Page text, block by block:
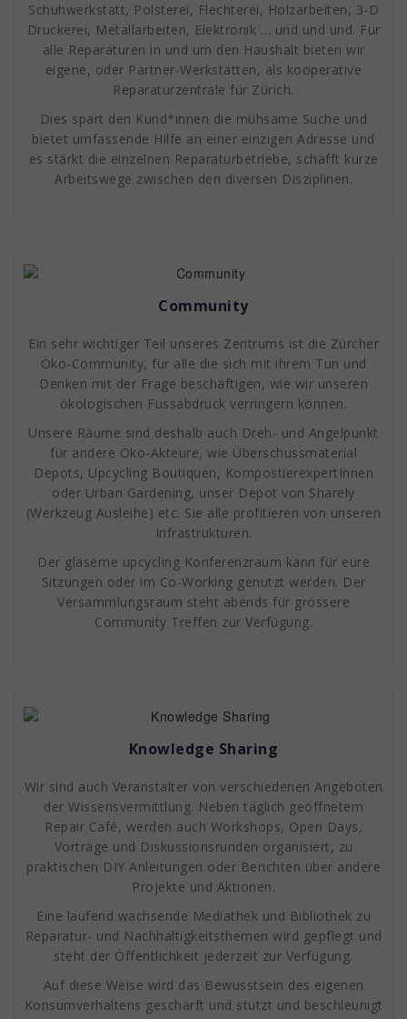
Schuhwerkstatt, Polsterei, Flechterei, Holzarbeiten, 3-D
Druckerei, Metallarbeiten, Elektronik … und und und. Für
alle Reparaturen in und um den Haushalt bieten wir
eigene, oder Partner-Werkstätten, als kooperative
Reparaturzentrale für Zürich.
Dies spart den Kund*innen die mühsame Suche und
bietet umfassende Hilfe an einer einzigen Adresse und
es stärkt die einzelnen Reparaturbetriebe, schafft kurze
Arbeitswege zwischen den diversen Disziplinen.
Community
Ein sehr wichtiger Teil unseres Zentrums ist die Zürcher
Öko-Community, für alle die sich mit ihrem Tun und
Denken mit der Frage beschäftigen, wie wir unseren
ökologischen Fussabdruck verringern können.
Unsere Räume sind deshalb auch Dreh- und Angelpunkt
für andere Öko-Akteure, wie Überschussmaterial
Depots, Upcycling Boutiquen, KompostierexpertInnen
oder Urban Gardening, unser Depot von Sharely
(Werkzeug Ausleihe) etc. Sie alle profitieren von unseren
Infrastrukturen.
Der gläserne upcycling Konferenzraum kann für eure
Sitzungen oder im Co-Working genutzt werden. Der
Versammlungsraum steht abends für grössere
Community Treffen zur Verfügung.
Knowledge Sharing
Wir sind auch Veranstalter von verschiedenen Angeboten
der Wissensvermittlung. Neben täglich geöffnetem
Repair Café, werden auch Workshops, Open Days,
Vorträge und Diskussionsrunden organisiert, zu
praktischen DIY Anleitungen oder Berichten über andere
Projekte und Aktionen.
Eine laufend wachsende Mediathek und Bibliothek zu
Reparatur- und Nachhaltigkeitsthemen wird gepflegt und
steht der Öffentlichkeit jederzeit zur Verfügung.
Auf diese Weise wird das Bewusstsein des eigenen
Konsumverhaltens geschärft und stützt und beschleunigt